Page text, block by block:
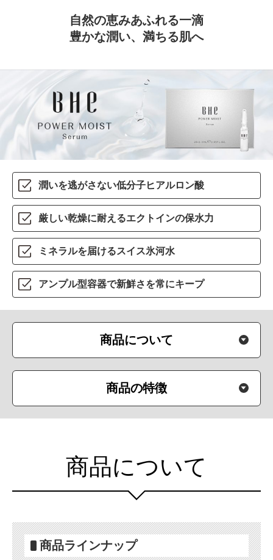
自然の恵みあふれる一滴
豊かな潤い、満ちる肌へ
潤いを逃がさない低分子ヒアルロン酸
厳しい乾燥に耐えるエクトインの保水力
ミネラルを届けるスイス氷河水
アンプル型容器で新鮮さを常にキープ
商品について
商品の特徴
商品について
商品ラインナップ